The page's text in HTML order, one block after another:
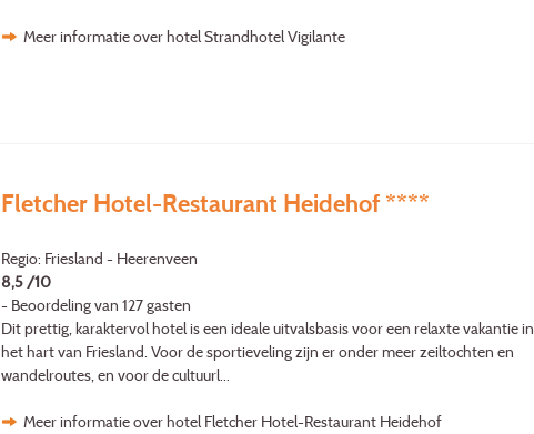
Meer informatie over hotel Strandhotel Vigilante
Fletcher Hotel-Restaurant Heidehof ****
Regio: Friesland - Heerenveen
8,5 /10
- Beoordeling van 127 gasten
Dit prettig, karaktervol hotel is een ideale uitvalsbasis voor een relaxte vakantie in
het hart van Friesland. Voor de sportieveling zijn er onder meer zeiltochten en
wandelroutes, en voor de cultuurl...
Meer informatie over hotel Fletcher Hotel-Restaurant Heidehof